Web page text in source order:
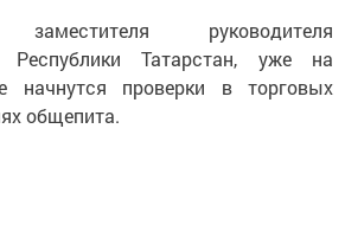
руководителя
Республики Татарстан, уже на
начнутся проверки в торговых
общепита.